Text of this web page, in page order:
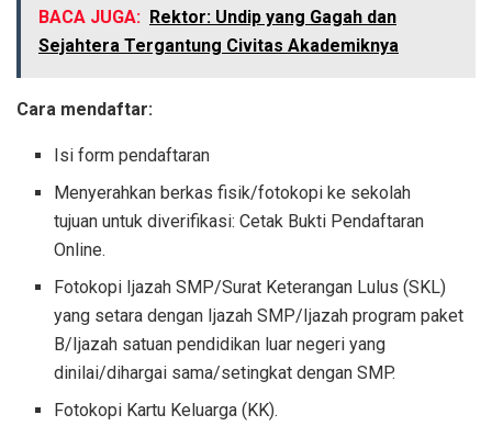
BACA JUGA: Rektor: Undip yang Gagah dan
Sejahtera Tergantung Civitas Akademiknya
Cara mendaftar:
Isi form pendaftaran
Menyerahkan berkas fisik/fotokopi ke sekolah
tujuan untuk diverifikasi: Cetak Bukti Pendaftaran
Online.
Fotokopi Ijazah SMP/Surat Keterangan Lulus (SKL)
yang setara dengan Ijazah SMP/Ijazah program paket
B/Ijazah satuan pendidikan luar negeri yang
dinilai/dihargai sama/setingkat dengan SMP.
Fotokopi Kartu Keluarga (KK).